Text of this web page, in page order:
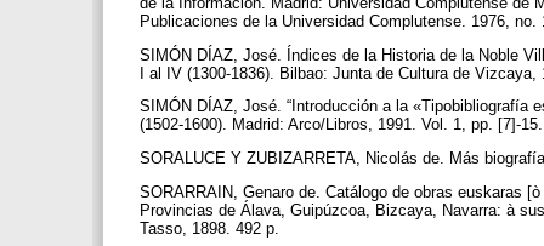
Publicaciones de la Universidad Complutense. 1976,
SIMÓN DÍAZ, José. Índices de la Historia de la Noble
I al IV (1300-1836). Bilbao: Junta de Cultura de
SIMÓN DÍAZ, José. “Introducción a la «Tipobibliografía
(1502-1600). Madrid: Arco/Libros, 1991. Vol. 1, pp. [7]-
SORALUCE Y ZUBIZARRETA, Nicolás de. Más
SORARRAIN, Genaro de. Catálogo de obras euskaras
Provincias de Álava, Guipúzcoa, Bizcaya, Navarra: à
Tasso, 1898. 492 p.